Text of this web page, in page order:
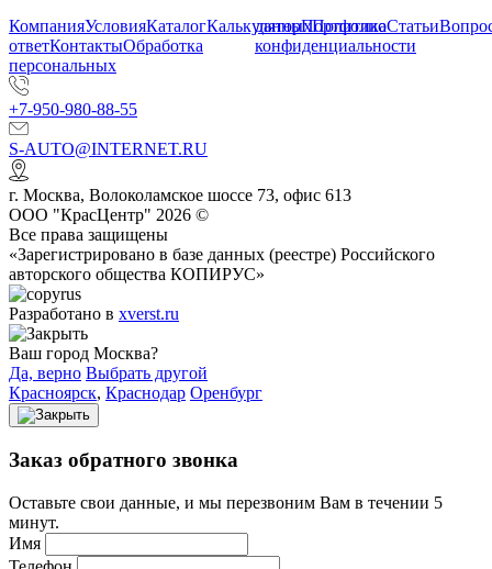
КомпанияУсловияКаталогКалькуляторПортфолиоСтатьи
ответКонтактыОбработка
персональных
данныхПолитика
конфиденциальности
+7-950-980-88-55
S-AUTO@INTERNET.RU
г. Москва, Волоколамское шоссе 73, офис 613
ООО "КрасЦентр" 2026 ©
Все права защищены
«Зарегистрировано в базе данных (реестре) Российского
авторского общества КОПИРУС»
Разработано в xverst.ru
Ваш город Москва?
Да, верно Выбрать другой
Красноярск, Краснодар Оренбург
Заказ обратного звонка
Оставьте свои данные, и мы перезвоним Вам в течении 5
минут.
Имя